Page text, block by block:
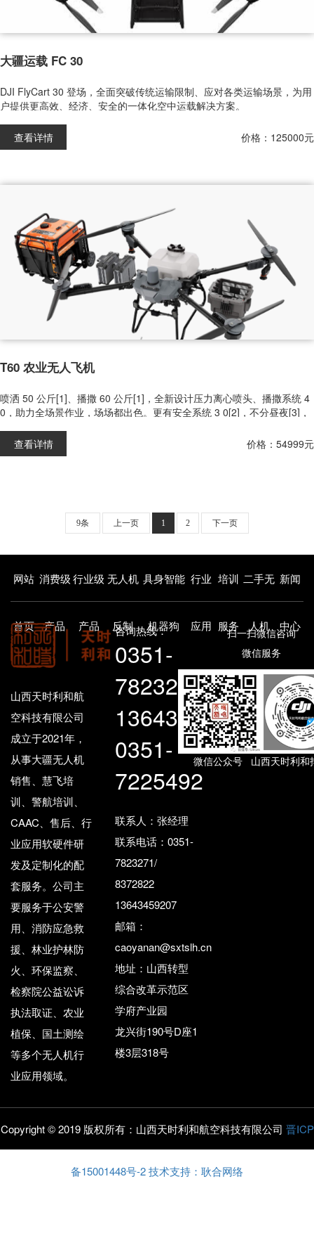
大疆运载 FC 30
DJI FlyCart 30 登场，全面突破传统运输限制、应对各类运输场景，为用
户提供更高效、经济、安全的一体化空中运载解决方案。
价格：125000元
查看详情
T60 农业无人飞机
喷洒 50 公斤[1]、播撒 60 公斤[1]，全新设计压力离心喷头、播撒系统 4
0，助力全场景作业，场场都出色。更有安全系统 3 0[2]，不分昼夜[3]，
价格：54999元
查看详情
9条 上一页 1 2 下一页
网站
首页
消费级
产品
行业级
产品
无人机
反制
具身智能
机器狗
行业
应用
培训
服务
二手无
人机
新闻
中心
山西天时利和航
空科技有限公司
成立于2021年，
从事大疆无人机
销售、慧飞培
训、警航培训、
CAAC、售后、行
业应用软硬件研
发及定制化的配
套服务。公司主
要服务于公安警
用、消防应急救
援、林业护林防
火、环保监察、
检察院公益讼诉
执法取证、农业
植保、国土测绘
等多个无人机行
业应用领域。
咨询热线：
0351-
7823271
13643459207
0351-
7225492
联系人：张经理
联系电话：0351-
7823271/
8372822
13643459207
邮箱：
caoyanan@sxtslh.cn
地址：山西转型
综合改革示范区
学府产业园
龙兴街190号D座1
楼3层318号
扫一扫微信咨询
微信服务
微信公众号 山西天时利和
Copyright © 2019 版权所有：山西天时利和航空科技有限公司 晋ICP
备15001448号-2技术支持：耿合网络